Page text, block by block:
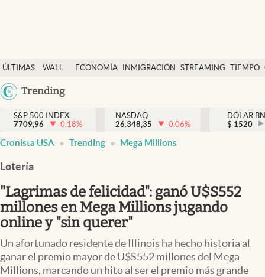
ÚLTIMAS
NOTICIAS
WALL
DÓLAR
ECONOMÍA INMIGRACIÓN STREAMING TIEMPO
México
Trending
Finanzas y economía
Wall Street y dólar
Inmigración
Espiritual
Streaming
PC y mobile
Lifestyle
S&P 500 INDEX
7709,96
-0.18%
NASDAQ
26.348,35
-0.06%
DÓLAR
$ 1520
Cronista USA Trending Mega Millions
Lotería
"Lagrimas de felicidad": ganó U$S552
millones en Mega Millions jugando
online y "sin querer"
Un afortunado residente de Illinois ha hecho historia al
ganar el premio mayor de U$S552 millones del Mega
Millions, marcando un hito al ser el premio más grande